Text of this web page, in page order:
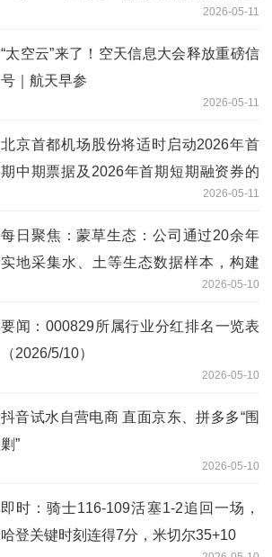
2026-05-11
“太空云”来了！空天信息大会释放重磅信
号｜航天早参
2026-05-11
北京首都机场股份将适时启动2026年首
期中期票据及2026年首期短期融资券的
2026-05-11
每日聚焦：蒙草生态：公司通过20余年
实地采集水、土等生态数据样本，构建
2026-05-10
要闻：000829所属行业分红排名一览表
（2026/5/10）
2026-05-10
抖音试水自营电商 直面京东、拼多多“围
剿”
2026-05-10
即时：骑士116-109活塞1-2追回一场，
哈登关键时刻连得7分，米切尔35+10